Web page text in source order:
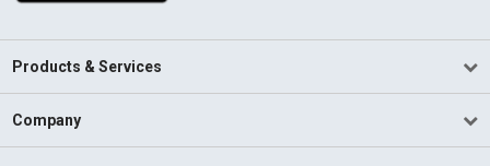
Products & Services
Company